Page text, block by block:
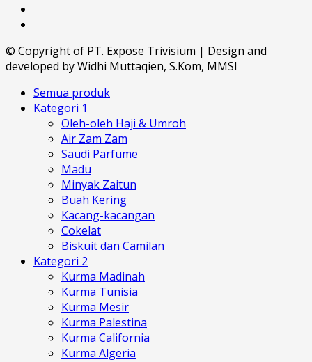
© Copyright of PT. Expose Trivisium | Design and
developed by Widhi Muttaqien, S.Kom, MMSI
Semua produk
Kategori 1
Oleh-oleh Haji & Umroh
Air Zam Zam
Saudi Parfume
Madu
Minyak Zaitun
Buah Kering
Kacang-kacangan
Cokelat
Biskuit dan Camilan
Kategori 2
Kurma Madinah
Kurma Tunisia
Kurma Mesir
Kurma Palestina
Kurma California
Kurma Algeria